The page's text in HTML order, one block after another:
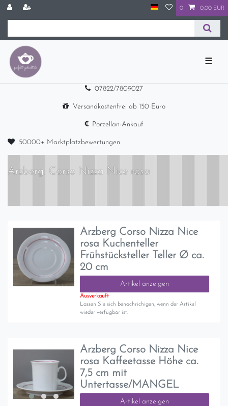
0 0,00 EUR
☰
07822/7809027
Versandkostenfrei ab 150 Euro
Porzellan-Ankauf
50000+ Marktplatzbewertungen
Arzberg: Corso Nizza Nice rosa
Arzberg Corso Nizza Nice
rosa Kuchenteller
Frühstücksteller Teller Ø ca.
20 cm
Artikel anzeigen
Ausverkauft
Lassen Sie sich benachrichigen, wenn der Artikel
wieder verfügbar ist.
Arzberg Corso Nizza Nice
rosa Kaffeetasse Höhe ca.
7,5 cm mit
Untertasse/MANGEL
Artikel anzeigen